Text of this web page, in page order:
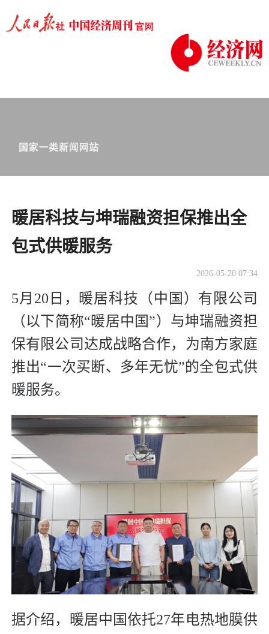
暖居科技与坤瑞融资担保推出全
包式供暖服务
2026-05-20 07:34
5月20日，暖居科技（中国）有限公司
（以下简称“暖居中国”）与坤瑞融资担
保有限公司达成战略合作，为南方家庭
推出“一次买断、多年无忧”的全包式供
暖服务。
据介绍，暖居中国依托27年电热地膜供